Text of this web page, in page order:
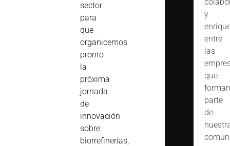
sector
para
que
organicemos
pronto
la
próxima
jornada
de
innovación
sobre
biorrefinerías,
y
entre
las
que
forman
parte
de